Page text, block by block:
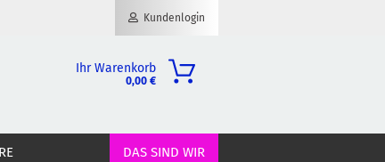
Kundenlogin
Ihr Warenkorb
0,00 €
DAS SIND WIR